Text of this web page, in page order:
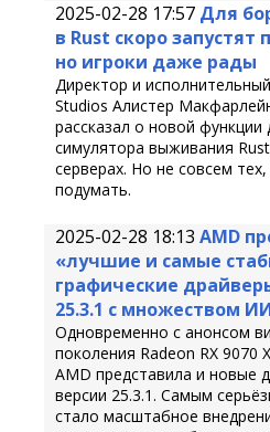
2025-02-28 17:57 Для
в Rust скоро
но игроки даже рады
Директор и
Studios Алистер
рассказал о новой функции
симулятора выживания
серверах. Но не совсем
подумать.
2025-02-28 18:13 AMD
«лучшие и самые
графические
25.3.1 с множеством
Одновременно с анонсом
поколения Radeon RX 9070
AMD представила и новые
версии 25.3.1. Самым
стало масштабное